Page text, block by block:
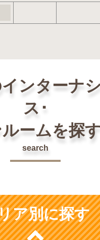
ンターナ
ス･
ームを探
search
ア別に探す